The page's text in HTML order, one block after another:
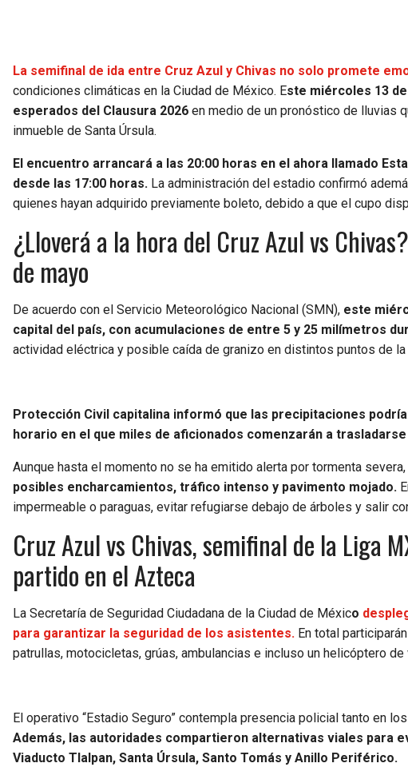
La semifinal de ida entre Cruz Azul y Chivas no solo promete
condiciones climáticas en la Ciudad de México. Este miércoles 13
esperados del Clausura 2026 en medio de un pronóstico de lluvias
inmueble de Santa Úrsula.
El encuentro arrancará a las 20:00 horas en el ahora llamado
desde las 17:00 horas. La administración del estadio confirmó
quienes hayan adquirido previamente boleto, debido a que el cupo
¿Lloverá a la hora del Cruz Azul vs
de mayo
De acuerdo con el Servicio Meteorológico Nacional (SMN), este
capital del país, con acumulaciones de entre 5 y 25 milímetros
actividad eléctrica y posible caída de granizo en distintos puntos de la
Protección Civil capitalina informó que las precipitaciones
horario en el que miles de aficionados comenzarán a trasladarse
Aunque hasta el momento no se ha emitido alerta por tormenta
posibles encharcamientos, tráfico intenso y pavimento mojado.
impermeable o paraguas, evitar refugiarse debajo de árboles y salir
Cruz Azul vs Chivas, semifinal de la Liga
partido en el Azteca
La Secretaría de Seguridad Ciudadana de la Ciudad de México
para garantizar la seguridad de los asistentes. En total
patrullas, motocicletas, grúas, ambulancias e incluso un helicóptero de
El operativo “Estadio Seguro” contempla presencia policial tanto en
Además, las autoridades compartieron alternativas viales para
Viaducto Tlalpan, Santa Úrsula, Santo Tomás y Anillo Periférico.